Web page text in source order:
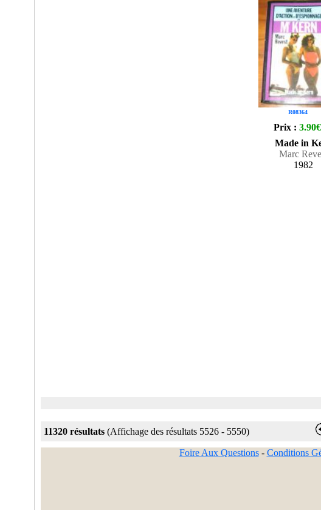
R08364
Prix :3.90€
Made in
Marc
1982
11320 résultats (Affichage des résultats 5526 - 5550)
Foire Aux Questions- Conditions